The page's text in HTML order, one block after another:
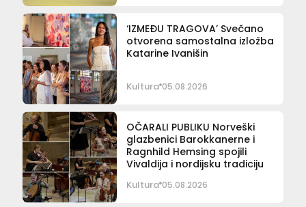
‘IZMEĐU TRAGOVA’ Svečano
otvorena samostalna izložba
Katarine Ivanišin
Kultura 05.08.2026
OČARALI PUBLIKU Norveški
glazbenici Barokkanerne i
Ragnhild Hemsing spojili
Vivaldija i nordijsku tradiciju
Kultura 05.08.2026